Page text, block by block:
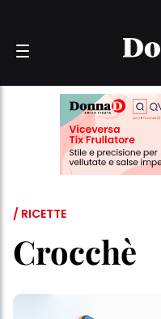
/ RICETTE
Crocchè